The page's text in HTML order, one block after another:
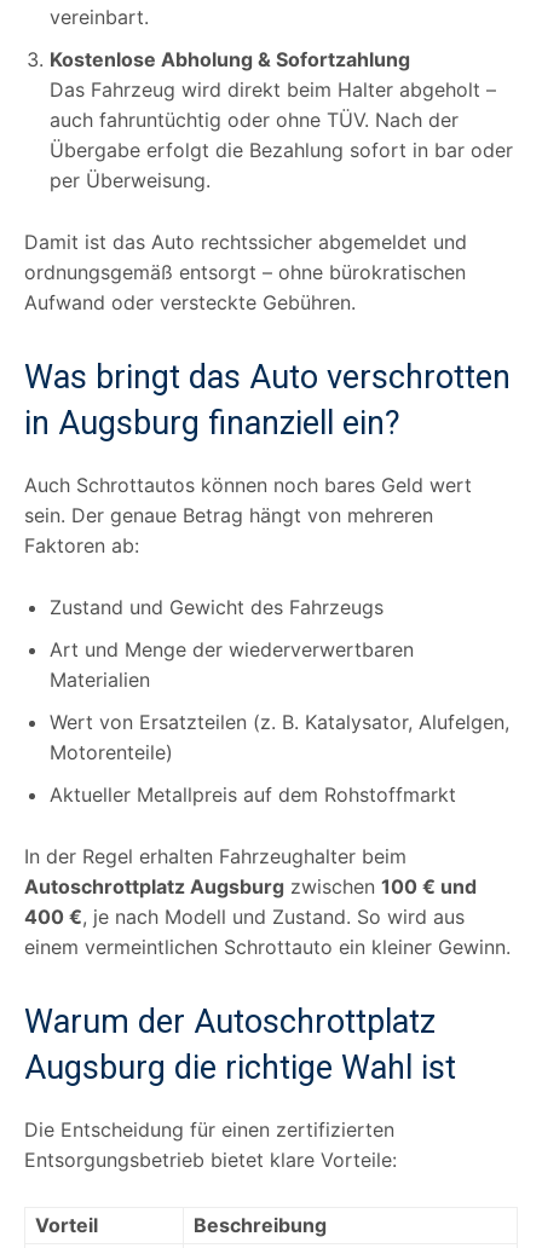
vereinbart.
Kostenlose Abholung & Sofortzahlung
Das Fahrzeug wird direkt beim Halter abgeholt –
auch fahruntüchtig oder ohne TÜV. Nach der
Übergabe erfolgt die Bezahlung sofort in bar oder
per Überweisung.
Damit ist das Auto rechtssicher abgemeldet und
ordnungsgemäß entsorgt – ohne bürokratischen
Aufwand oder versteckte Gebühren.
Was bringt das Auto verschrotten
in Augsburg finanziell ein?
Auch Schrottautos können noch bares Geld wert
sein. Der genaue Betrag hängt von mehreren
Faktoren ab:
Zustand und Gewicht des Fahrzeugs
Art und Menge der wiederverwertbaren
Materialien
Wert von Ersatzteilen (z. B. Katalysator, Alufelgen,
Motorenteile)
Aktueller Metallpreis auf dem Rohstoffmarkt
In der Regel erhalten Fahrzeughalter beim
Autoschrottplatz Augsburg zwischen 100 € und
400 €, je nach Modell und Zustand. So wird aus
einem vermeintlichen Schrottauto ein kleiner Gewinn.
Warum der Autoschrottplatz
Augsburg die richtige Wahl ist
Die Entscheidung für einen zertifizierten
Entsorgungsbetrieb bietet klare Vorteile:
Vorteil Beschreibung